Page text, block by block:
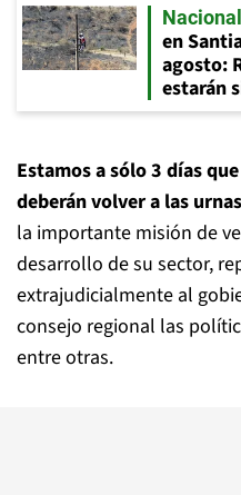
Nacional
en
agosto:
estarán
Estamos a sólo 3 días
deberán volver a las urnas
la importante misión de
desarrollo de su sector,
extrajudicialmente al
consejo regional las
entre otras.